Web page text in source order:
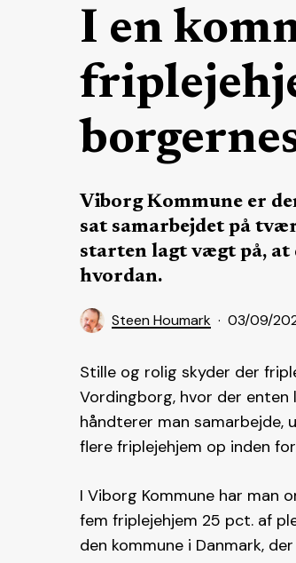
I en
Viborg Kommune er
sat samarbejdet på
starten lagt vægt på, at
hvordan.
Steen Houmark 03/09/
Stille og rolig skyder der
Vordingborg, hvor der enten
håndterer man samarbejde,
flere friplejehjem op inden
I Viborg Kommune har man
fem friplejehjem 25 pct. af
den kommune i Danmark,